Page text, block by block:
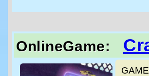
OnlineGame: